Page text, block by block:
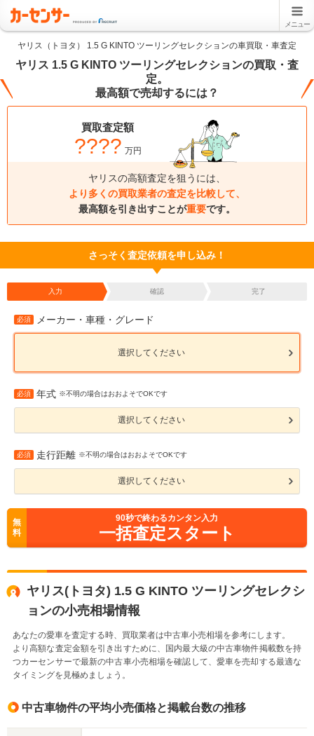
メニュー
ヤリス（トヨタ） 1.5 G KINTO ツーリングセレクションの車買取・車査定
ヤリス 1.5 G KINTO ツーリングセレクションの買取・査
定。
最高額で売却するには？
買取査定額
???? 万円
ヤリスの高額査定を狙うには、
より多くの買取業者の査定を比較して、
最高額を引き出すことが重要です。
さっそく査定依頼を申し込み！
入力 確認 完了
必須 メーカー・車種・グレード
選択してください
必須 年式 ※不明の場合はおおよそでOKです
選択してください
必須 走行距離 ※不明の場合はおおよそでOKです
選択してください
無
料
90秒で終わるカンタン入力
一括査定スタート
ヤリス(トヨタ) 1.5 G KINTO ツーリングセレクシ
ョンの小売相場情報
あなたの愛車を査定する時、買取業者は中古車小売相場を参考にします。
より高額な査定金額を引き出すために、国内最大級の中古車物件掲載数を持
つカーセンサーで最新の中古車小売相場を確認して、愛車を売却する最適な
タイミングを見極めましょう。
中古車物件の平均小売価格と掲載台数の推移